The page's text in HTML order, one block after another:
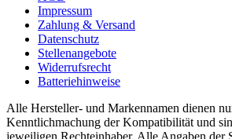
Impressum
Zahlung & Versand
Datenschutz
Stellenangebote
Widerrufsrecht
Batteriehinweise
Alle Hersteller- und Markennamen dienen
Kenntlichmachung der Kompatibilität und
jeweiligen Rechteinhaber. Alle Angaben der